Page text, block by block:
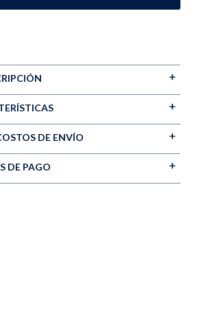
DE ENVÍO
DE PAGO